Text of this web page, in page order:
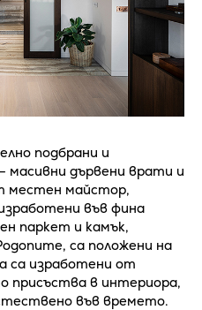
подбрани и
масивни дървени врати и
местен майстор,
във фина
паркет и камък,
са положени на
са изработени от
присъства в интериора,
във времето.